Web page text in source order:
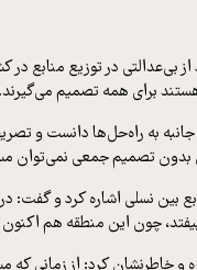
در توزیع منابع
برای همه تصمیم
به راه‌حل‌ها دانست و
بدون تصمیم جمعی نمی‌توان
بیفتد، چون این منطقه هم
خاطرنشان کرد: از زمانی که